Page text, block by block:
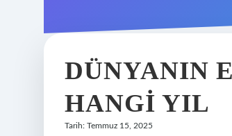
DÜNYANIN
HANGI YIL
Tarih: Temmuz 15, 2025